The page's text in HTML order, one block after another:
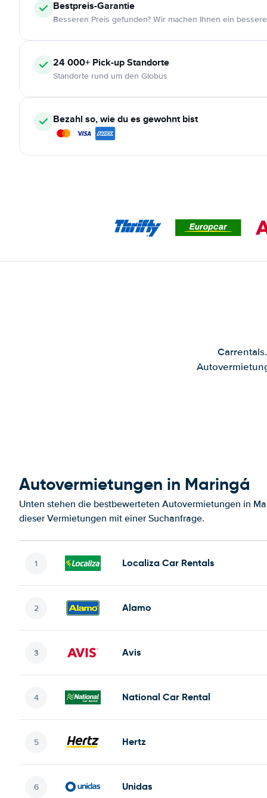
Bestpreis-Garantie
Besseren Preis gefunden? Wir machen Ihnen ein
24 000+ Pick-up Standorte
Standorte rund um den Globus
Bezahl so, wie du es gewohnt bist
Autovermietungen in Maringá
Unten stehen die bestbewerteten Autovermietungen in
dieser Vermietungen mit einer Suchanfrage.
Localiza Car Rentals
Alamo
Avis
National Car Rental
Hertz
Unidas